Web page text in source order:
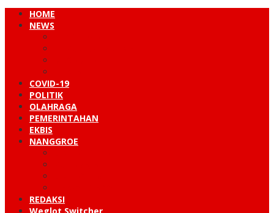
HOME
NEWS
COVID-19
POLITIK
OLAHRAGA
PEMERINTAHAN
EKBIS
NANGGROE
REDAKSI